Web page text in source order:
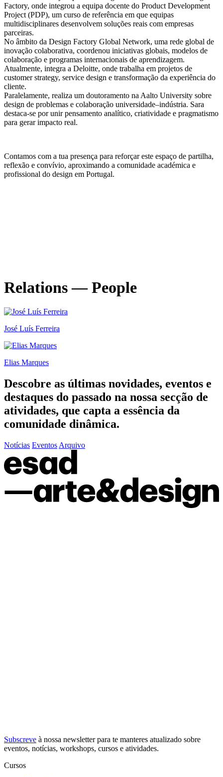
Factory, onde integrou a equipa docente do Product Development
Project (PDP), um curso de referência em que equipas
multidisciplinares desenvolvem soluções reais com empresas
parceiras.
No âmbito da Design Factory Global Network, uma rede global de
inovação colaborativa, coordenou iniciativas globais, modelos de
colaboração e programas internacionais de aprendizagem.
Atualmente, integra a Deloitte, onde trabalha em projetos de
customer strategy, service design e transformação da experiência do
cliente.
Paralelamente, realiza um doutoramento na Aalto University sobre
design de problemas e colaboração universidade–indústria. Sara
destaca-se por unir pensamento analítico, criatividade e pragmatismo
para gerar impacto real.
Contamos com a tua presença para reforçar este espaço de partilha,
reflexão e convívio, aproximando a comunidade académica e
profissional do design em Portugal.
Relations — People
José Luís Ferreira
Elias Marques
Descobre as últimas novidades, eventos e
destaques do passado na nossa secção de
atividades, que capta a essência da
comunidade dinâmica.
Notícias Eventos Arquivo
Subscreve à nossa newsletterpara te manteres atualizado sobre
eventos, notícias, workshops, cursos e atividades.
Cursos